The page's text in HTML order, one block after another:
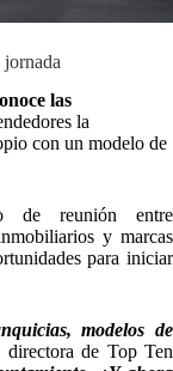
las
la
con un modelo de
de reunión entre
y marcas
para iniciar
modelos de
de Top Ten